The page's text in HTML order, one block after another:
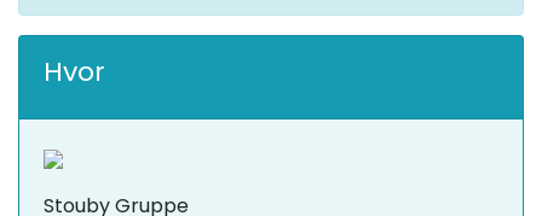
Hvor
Stouby Gruppe